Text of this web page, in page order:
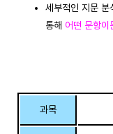
세부적인 지문 분
통해 어떤 문항이
과목